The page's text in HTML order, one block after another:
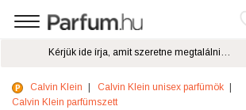
Calvin Klein
Calvin Klein unisex parfümök
Calvin Klein parfümszett